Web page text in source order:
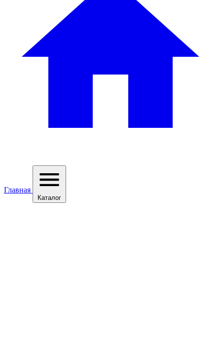
Главная
Каталог